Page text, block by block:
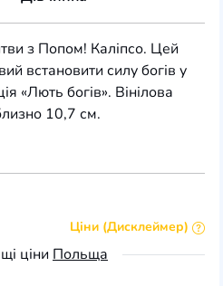
з Попом! Каліпсо. Цей
встановити силу богів у
«Лють богів». Вінілова
10,7 см.
Ціни (Дисклеймер)
ціни Польща